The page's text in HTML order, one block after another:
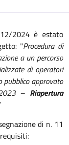
2024 è estato
"Procedura di
a un percorso
di operatori
pubblico approvato
– Riapertura
di n. 11